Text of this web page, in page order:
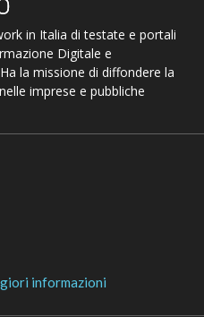
in Italia di testate e portali
Digitale e
la missione di diffondere la
imprese e pubbliche
informazioni